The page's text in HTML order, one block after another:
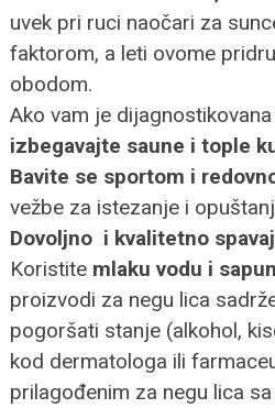
uvek pri ruci naočari za
faktorom, a leti ovome
obodom.
Ako vam je
izbegavajte saune i tople
Bavite se sportom i
vežbe za istezanje i
Dovoljno i kvalitetno
Koristite mlaku vodu i
proizvodi za negu lica
pogoršati stanje (alkohol,
kod dermatologa ili
prilagođenim za negu lica